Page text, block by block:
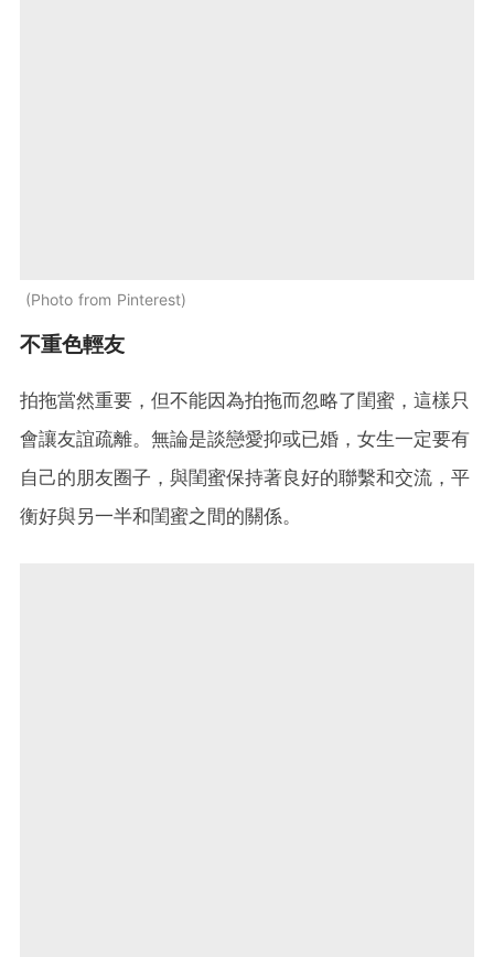
Photo from Pinterest
不重色輕友
拍拖當然重要，但不能因為拍拖而忽略了閨蜜，這樣只
會讓友誼疏離。無論是談戀愛抑或已婚，女生一定要有
自己的朋友圈子，與閨蜜保持著良好的聯繫和交流，平
衡好與另一半和閨蜜之間的關係。